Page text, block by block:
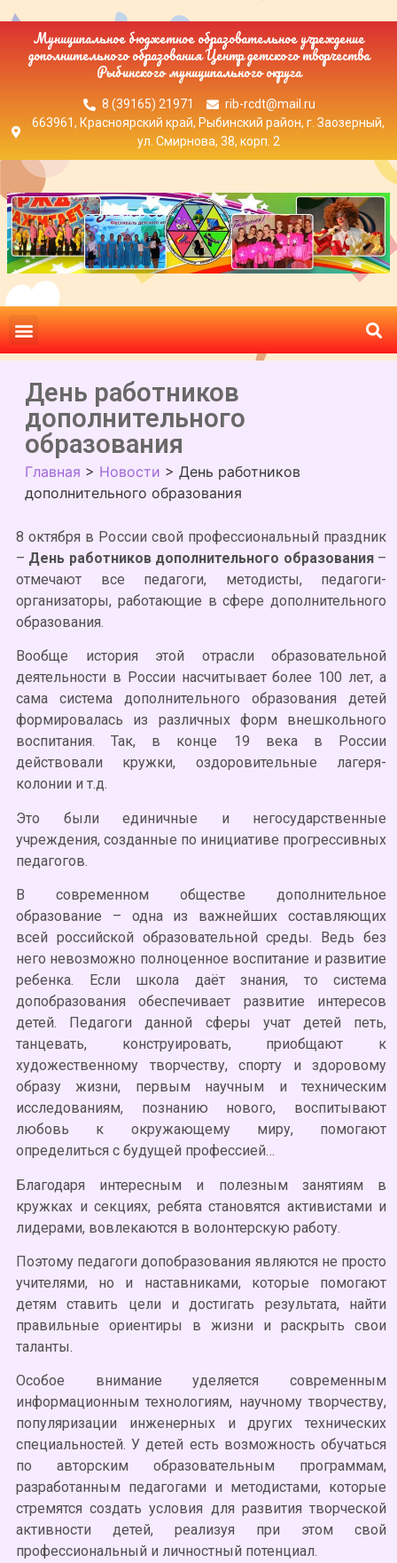
Муниципальное бюджетное образовательное учреждение
дополнительного образования Центр детского творчества
Рыбинского муниципального округа
8 (39165) 21971
rib-rcdt@mail.ru
663961, Красноярский край, Рыбинский район, г. Заозерный,
ул. Смирнова, 38, корп. 2
День работников
дополнительного
образования
Главная > Новости > День работников
дополнительного образования
8 октября в России свой профессиональный праздник
– День работников дополнительного образования–
отмечают все педагоги, методисты, педагоги-
организаторы, работающие в сфере дополнительного
образования.
Вообще история этой отрасли образовательной
деятельности в России насчитывает более 100 лет, а
сама система дополнительного образования детей
формировалась из различных форм внешкольного
воспитания. Так, в конце 19 века в России
действовали кружки, оздоровительные лагеря-
колонии и т.д.
Это были единичные и негосударственные
учреждения, созданные по инициативе прогрессивных
педагогов.
В современном обществе дополнительное
образование – одна из важнейших составляющих
всей российской образовательной среды. Ведь без
него невозможно полноценное воспитание и развитие
ребенка. Если школа даёт знания, то система
допобразования обеспечивает развитие интересов
детей. Педагоги данной сферы учат детей петь,
танцевать, конструировать, приобщают к
художественному творчеству, спорту и здоровому
образу жизни, первым научным и техническим
исследованиям, познанию нового, воспитывают
любовь к окружающему миру, помогают
определиться с будущей профессией…
Благодаря интересным и полезным занятиям в
кружках и секциях, ребята становятся активистами и
лидерами, вовлекаются в волонтерскую работу.
Поэтому педагоги допобразования являются не просто
учителями, но и наставниками, которые помогают
детям ставить цели и достигать результата, найти
правильные ориентиры в жизни и раскрыть свои
таланты.
Особое внимание уделяется современным
информационным технологиям, научному творчеству,
популяризации инженерных и других технических
специальностей. У детей есть возможность обучаться
по авторским образовательным программам,
разработанным педагогами и методистами, которые
стремятся создать условия для развития творческой
активности детей, реализуя при этом свой
профессиональный и личностный потенциал.